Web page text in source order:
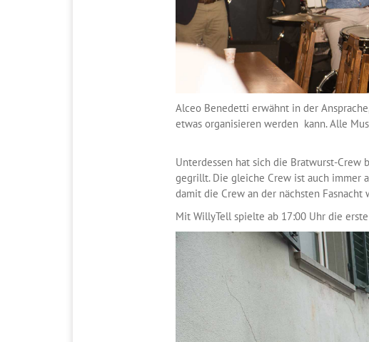
Alceo Benedetti erwähnt in der
etwas organisieren werden kann. Alle
Unterdessen hat sich die Bratwurst-
gegrillt. Die gleiche Crew ist auch immer
damit die Crew an der nächsten Fasnacht
Mit WillyTell spielte ab 17:00 Uhr die